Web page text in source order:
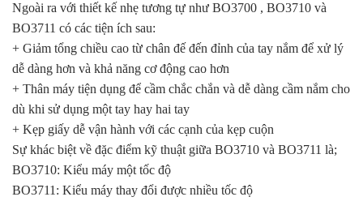
Ngoài ra với thiết kế nhẹ tương tự như BO3700 , BO3710 và
BO3711 có các tiện ích sau:
+ Giảm tổng chiều cao từ chân đế đến đỉnh của tay nắm để xử lý
dễ dàng hơn và khả năng cơ động cao hơn
+ Thân máy tiện dụng để cầm chắc chắn và dễ dàng cầm nắm cho
dù khi sử dụng một tay hay hai tay
+ Kẹp giấy dễ vận hành với các cạnh của kẹp cuộn
Sự khác biệt về đặc điểm kỹ thuật giữa BO3710 và BO3711 là;
BO3710: Kiểu máy một tốc độ
BO3711: Kiểu máy thay đổi được nhiều tốc độ